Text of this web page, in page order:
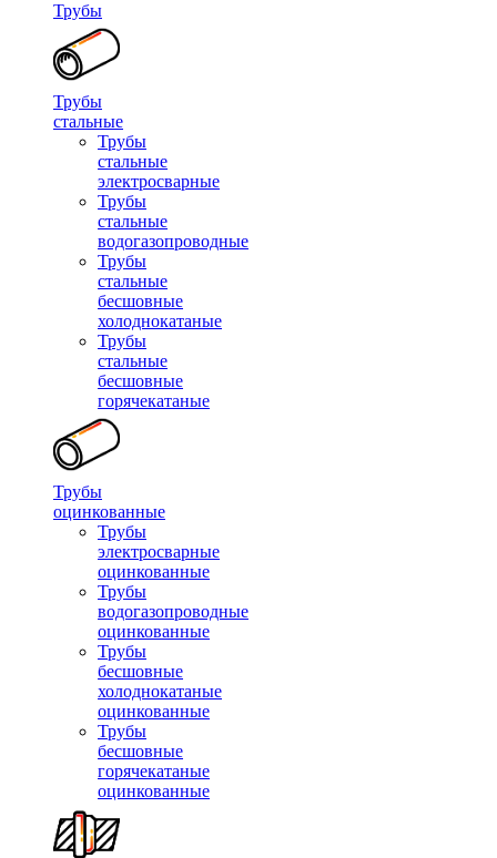
Трубы
Трубы
стальные
Трубы
стальные
электросварные
Трубы
стальные
водогазопроводные
Трубы
стальные
бесшовные
холоднокатаные
Трубы
стальные
бесшовные
горячекатаные
Трубы
оцинкованные
Трубы
электросварные
оцинкованные
Трубы
водогазопроводные
оцинкованные
Трубы
бесшовные
холоднокатаные
оцинкованные
Трубы
бесшовные
горячекатаные
оцинкованные